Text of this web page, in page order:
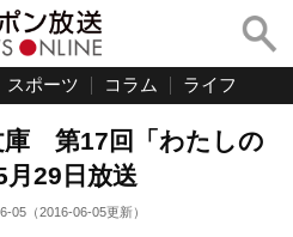
スポーツ コラム ライフ
庫 第17回「わたしの
29日放送
05 （2016-06-05更新）